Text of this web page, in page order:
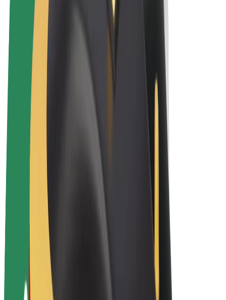
Vožnje
Zarađuj uz Bolt
Vozači
Zarada vozača
Dostavljači
Zarada dostavljača
Bolt Food trgovci
Flote
Franšize